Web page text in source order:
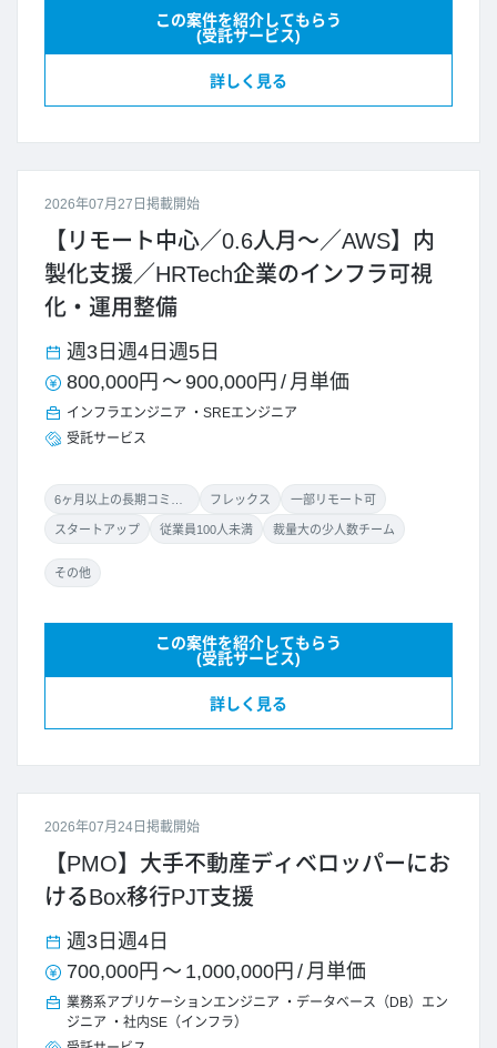
詳しく見る
この案件を紹介してもらう
(受託サービス)
2026年07月27日掲載開始
【リモート中心／0.6人月～／AWS】内
製化支援／HRTech企業のインフラ可視
化・運用整備
週3日 週4日 週5日
800,000円 ～ 900,000円 / 月単価
インフラエンジニア
SREエンジニア
受託サービス
フレックス 一部リモート可
スタートアップ 従業員100人未満 裁量大の少人数チーム
その他
詳しく見る
この案件を紹介してもらう
(受託サービス)
2026年07月24日掲載開始
【PMO】大手不動産ディベロッパーにお
けるBox移行PJT支援
週3日 週4日
700,000円 ～ 1,000,000円 / 月単価
業務系アプリケーションエンジニア
データベース（DB）エン
ジニア
社内SE（インフラ）